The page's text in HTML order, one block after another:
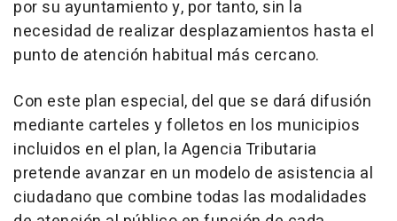
por su ayuntamiento y, por tanto, sin la
necesidad de realizar desplazamientos hasta el
punto de atención habitual más cercano.
Con este plan especial, del que se dará difusión
mediante carteles y folletos en los municipios
incluidos en el plan, la Agencia Tributaria
pretende avanzar en un modelo de asistencia al
ciudadano que combine todas las modalidades